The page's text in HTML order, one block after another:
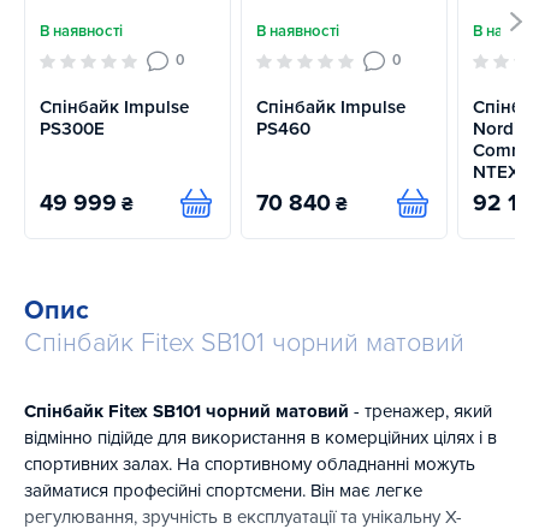
В наявності
0
Спінбайк Impulse
PS300E
49 999 ₴ Купити
В наявності
0
Спінбайк Impulse
PS460
70 840 ₴ Купити
В
92
Опис
Спінбайк Fitex SB101 чорний матовий
Спінбайк Fitex SB101 чорний матовий - тренажер, який
відмінно підійде для використання в комерційних цілях і в
спортивних залах. На спортивному обладнанні можуть
займатися професійні спортсмени. Він має легке
регулювання, зручність в експлуатації та унікальну Х-